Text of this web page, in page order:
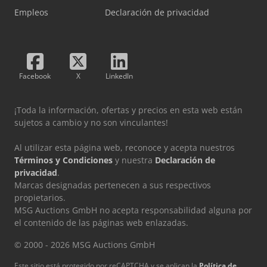
subastas por encargo. Nuestro servicio integral con
limpieza completa. Tanto si se ha puesto en contacto con
nosotros por las estanterías para cargas pesadas como si
está buscando
Empleos Declaración de privacidad
Facebook X LinkedIn
¡Toda la información, ofertas y precios en esta web están
sujetos a cambio y no son vinculantes!
Al utilizar esta página web, reconoce y acepta nuestros
Términos y Condiciones y nuestra Declaración de
privacidad.
Marcas designadas pertenecen a sus respectivos
propietarios.
MSG Auctions GmbH no acepta responsabilidad alguna por
el contenido de las páginas web enlazadas.
© 2000 - 2026 MSG Auctions GmbH